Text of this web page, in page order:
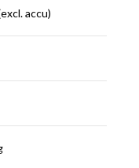
accu)